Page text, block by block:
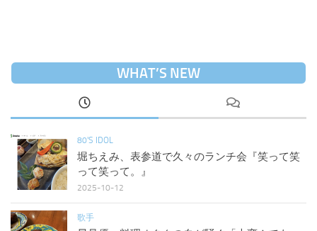
WHAT’S NEW
80'S IDOL
堀ちえみ、表参道で久々のランチ会『笑って笑
って笑って。』
2025-10-12
歌手